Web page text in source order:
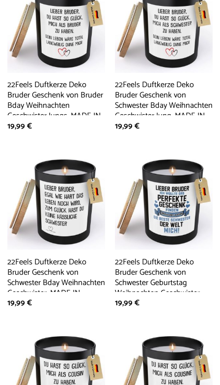
22Feels Duftkerze Deko
Bruder Geschenk von Bruder
Bday Weihnachten
Geschwister Jungs, MADE IN
GERMANY, Europäisches
19,99€
22Feels Duftkerze Deko
Bruder Geschenk von
Schwester Bday Weihnachten
Geschwister Jung, MADE IN
GERMANY, Europäisches
19,99€
22Feels Duftkerze Deko
Bruder Geschenk von
Schwester Bday Weihnachten
Geschwister, MADE IN
GERMANY, Europäisches
19,99€
22Feels Duftkerze Deko
Bruder Geschenk von
Schwester Geburtstag
Weihnachten Geschwister,
MADE IN GERMANY,
19,99€